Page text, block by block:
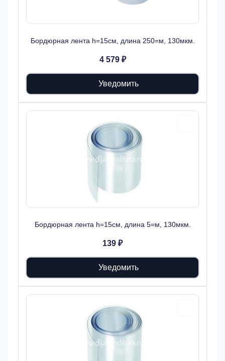
Бордюрная лента h=15см, длина 250=м, 130мкм.
4 579 ₽
Уведомить
Бордюрная лента h=15см, длина 5=м, 130мкм.
139 ₽
Уведомить